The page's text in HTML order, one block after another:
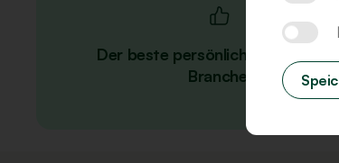
Der beste persönliche Service der
Branche.